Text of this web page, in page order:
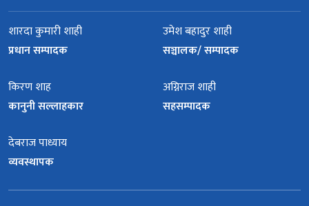
शारदा कुमारी शाही
प्रधान सम्पादक
उमेश बहादुर शाही
सञ्चालक/ सम्पादक
किरण शाह
कानुनी सल्लाहकार
अग्निराज शाही
सहसम्पादक
देबराज पाध्याय
व्यवस्थापक